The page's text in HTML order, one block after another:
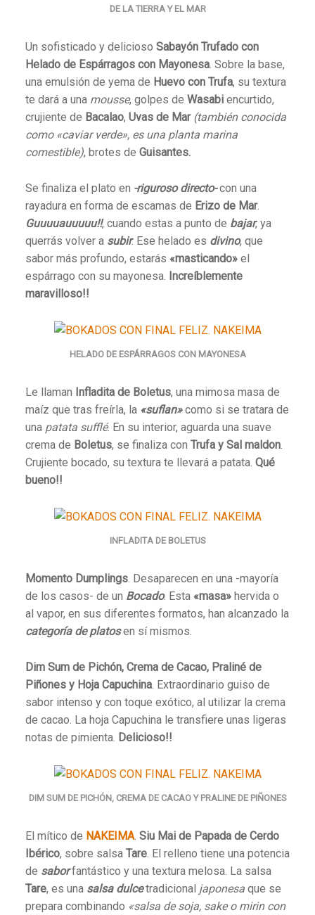
DE LA TIERRA Y EL MAR
Un sofisticado y delicioso Sabayón Trufado con
Helado de Espárragos con Mayonesa. Sobre la base,
una emulsión de yema de Huevo con Trufa, su textura
te dará a una mousse, golpes de Wasabiencurtido,
crujiente de Bacalao, Uvas de Mar (también conocida
como «caviar verde», es una planta marina
comestible), brotes de Guisantes.
Se finaliza el plato en -riguroso directo-con una
rayadura en forma de escamas de Erizo de Mar.
Guuuuauuuuu!!, cuando estas a punto de bajar, ya
querrás volver a subir. Ese helado es divino, que
sabor más profundo, estarás «masticando»el
espárrago con su mayonesa. Increíblemente
maravilloso!!
HELADO DE ESPÁRRAGOS CON MAYONESA
Le llaman Infladita de Boletus, una mimosa masa de
maíz que tras freírla, la «suflan»como si se tratara de
una patata sufflé. En su interior, aguarda una suave
crema de Boletus, se finaliza con Trufa y Sal maldon.
Crujiente bocado, su textura te llevará a patata. Qué
bueno!!
INFLADITA DE BOLETUS
Momento Dumplings. Desaparecen en una -mayoría
de los casos- de un Bocado. Esta «masa»hervida o
al vapor, en sus diferentes formatos, han alcanzado la
categoría de platosen sí mismos.
Dim Sum de Pichón, Crema de Cacao, Praliné de
Piñones y Hoja Capuchina. Extraordinario guiso de
sabor intenso ycon toque exótico, al utilizar la crema
de cacao. La hoja Capuchina le transfiere unas ligeras
notas de pimienta. Delicioso!!
DIM SUM DE PICHÓN, CREMA DE CACAO Y PRALINE DE PIÑONES
El mítico de NAKEIMA. Siu Mai de Papada de Cerdo
Ibérico, sobre salsa Tare. El relleno tiene una potencia
de saborfantástico y una textura melosa. La salsa
Tare, es una salsa dulcetradicional japonesaque se
prepara combinando «salsa de soja, sake o mirin con